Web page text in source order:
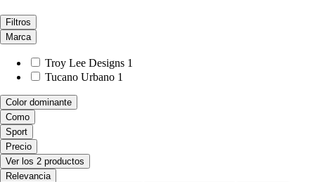
Filtros
Marca
Troy Lee Designs 1
Tucano Urbano 1
Color dominante
Como
Sport
Precio
Ver los 2 productos
Relevancia